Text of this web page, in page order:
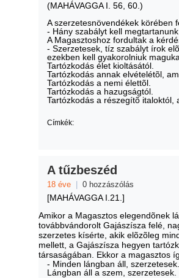
(MAHÁVAGGA I. 56, 60.)
A szerzetesnövendékek körében
- Hány szabályt kell
A Magasztoshoz fordultak a
- Szerzetesek, tíz szabályt írok
ezekben kell gyakorolniuk
Tartózkodás élet kioltásától.
Tartózkodás annak elvételétõl,
Tartózkodás a nemi élettõl.
Tartózkodás a hazugságtól.
Tartózkodás a részegítõ italoktól,
Címkék:
A tűzbeszéd
18 éve 0 hozzászólás
[MAHÁVAGGA I.21.]
Amikor a Magasztos elegendõnek
továbbvándorolt Gajászísza felé,
szerzetes kísérte, akik elõzõleg
mellett, a Gajászísza hegyen
társaságában. Ekkor a magasztos
- Minden lángban áll,
Lángban áll a szem, szerzetesek.